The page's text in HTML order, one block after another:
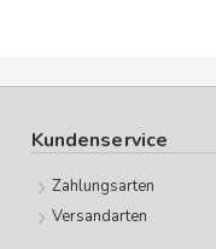
Kundenservice
Zahlungsarten
Versandarten